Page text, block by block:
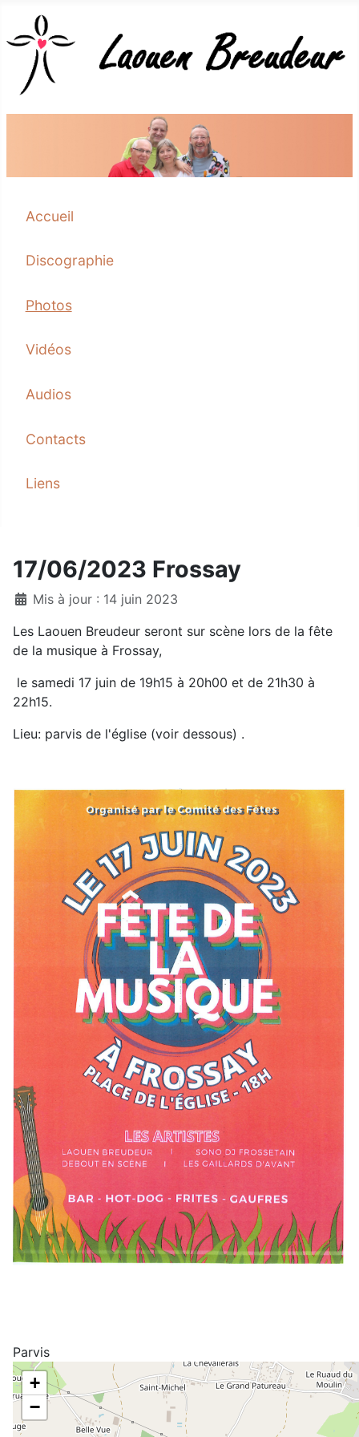
Accueil
Discographie
Photos
Vidéos
Audios
Contacts
Liens
17/06/2023 Frossay
Mis à jour : 14 juin 2023
Les Laouen Breudeur seront sur scène lors de la fête
de la musique à Frossay,
le samedi 17 juin de 19h15 à 20h00 et de 21h30 à
22h15.
Lieu: parvis de l'église (voir dessous) .
Parvis
+
−